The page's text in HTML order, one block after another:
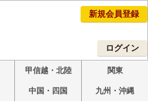
新規会員登録
ログイン
甲信越・北陸 関東
中国・四国 九州・沖縄